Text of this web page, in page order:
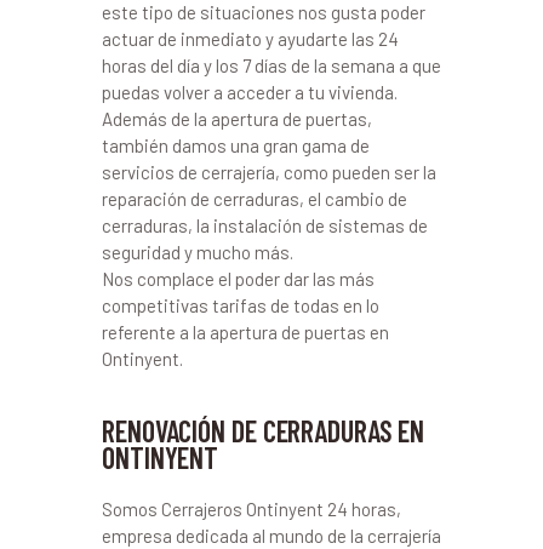
este tipo de situaciones nos gusta poder
actuar de inmediato y ayudarte las 24
horas del día y los 7 días de la semana a que
puedas volver a acceder a tu vivienda.
Además de la apertura de puertas,
también damos una gran gama de
servicios de cerrajería, como pueden ser la
reparación de cerraduras, el cambio de
cerraduras, la instalación de sistemas de
seguridad y mucho más.
Nos complace el poder dar las más
competitivas tarifas de todas en lo
referente a la apertura de puertas en
Ontinyent.
RENOVACIÓN DE CERRADURAS EN
ONTINYENT
Somos Cerrajeros Ontinyent 24 horas,
empresa dedicada al mundo de la cerrajería